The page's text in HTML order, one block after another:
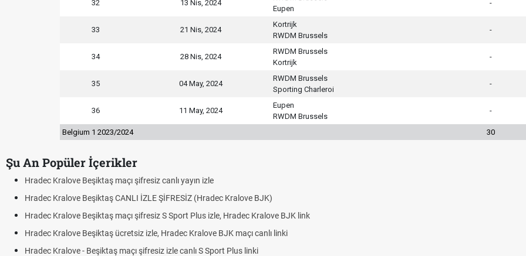
32 13 Nis, 2024
Eupen
-
33 21 Nis, 2024
Kortrijk
RWDM Brussels
-
34 28 Nis, 2024
RWDM Brussels
Kortrijk
-
35 04 May, 2024
RWDM Brussels
Sporting Charleroi
-
36 11 May, 2024
Eupen
RWDM Brussels
-
Belgium 1 2023/2024 30
Şu An Popüler İçerikler
Kralove BJK)
Hradec Kralove BJK link
BJK maçı canlı linki
Plus linki